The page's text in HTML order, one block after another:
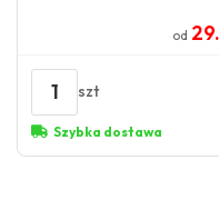
od
1 szt
Szybka dostawa